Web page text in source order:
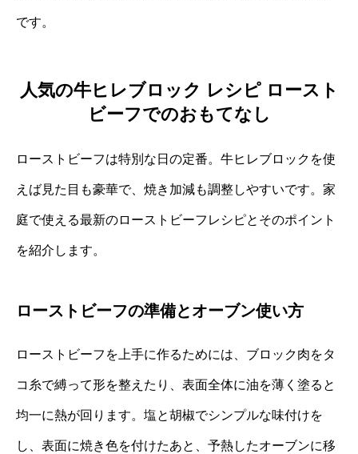
です。
人気の牛ヒレブロック レシピ ロースト
ビーフでのおもてなし
ローストビーフは特別な日の定番。牛ヒレブロックを使
えば見た目も豪華で、焼き加減も調整しやすいです。家
庭で使える最新のローストビーフレシピとそのポイント
を紹介します。
ローストビーフの準備とオーブン使い方
ローストビーフを上手に作るためには、ブロック肉をタ
コ糸で縛って形を整えたり、表面全体に油を薄く塗ると
均一に熱が回ります。塩と胡椒でシンプルな味付けを
し、表面に焼き色を付けたあと、予熱したオーブンに移